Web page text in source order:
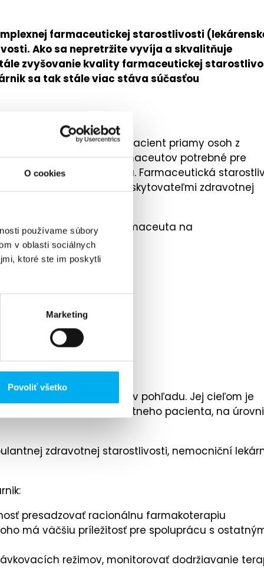
O cookies
používame súbory
v oblasti sociálnych
ktoré ste im poskytli
Marketing
Povoliť všetko
farmaceutickej starostlivosti
Ako sa nepretržite vyvíja a skvalitňuje
zvyšovanie kvality farmaceutickej
sa tak stále viac stáva súčasťou
základe ktorých má pacient priamy osoh z
a zručnosti farmaceutov potrebné pre
zdravia a kvality života. Farmaceutická
sestrami a ostatnými poskytovateľmi zdravotnej
ako „podiel farmaceuta na
(3).
z rôznych uhlov pohľadu. Jej cieľom je
liečbe u konkrétneho pacienta, na úrovni
zdravotnej starostlivosti, nemocniční
presadzovať racionálnu farmakoterapiu
má väčšiu príležitosť pre spoluprácu s
režimov, monitorovať dodržiavanie